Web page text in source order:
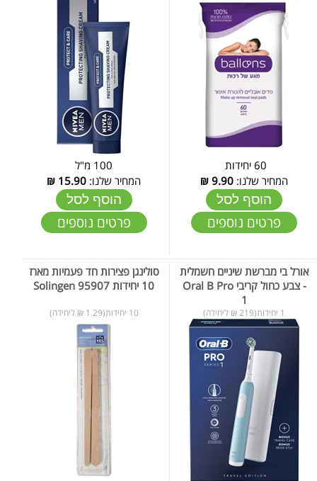
60 יחידות
המחיר שלנו: 9.90
₪
הוסף לסל
פרטים נוספים
100 מ"ל
המחיר שלנו: 15.90
₪
הוסף לסל
פרטים נוספים
אורל בי מברשת שיניים חשמלית
- צבע כחול קריבי Oral B Pro
1
1 יחידות(219 ₪ ליחידה)
סולינגן פצירות חד פעמיות מארז
10 יחידות 95907 Solingen
10 יחידות(1.29 ₪ ליחידה)